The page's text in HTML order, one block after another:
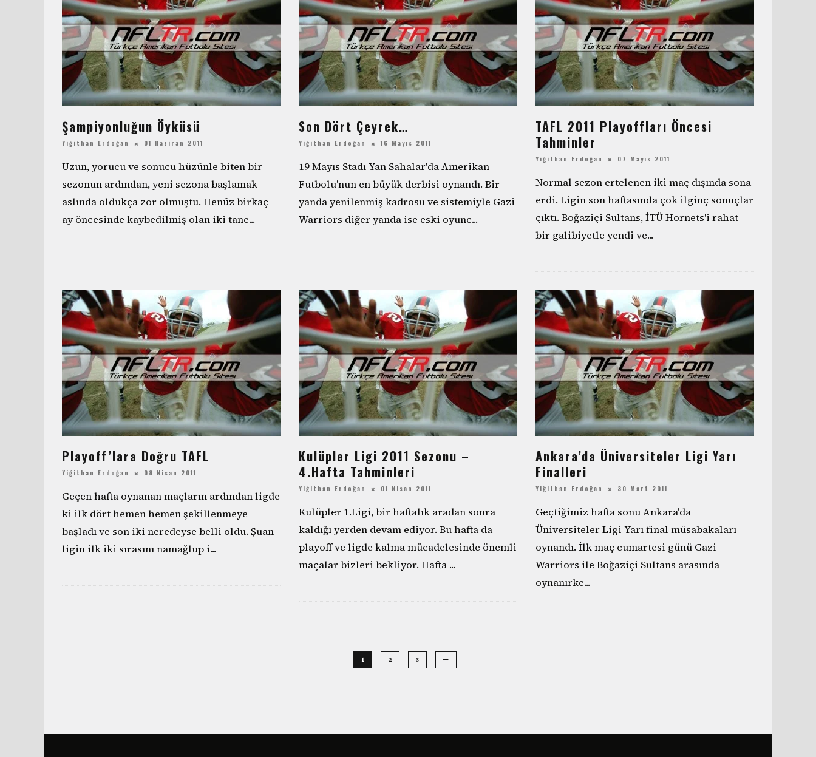
Şampiyonluğun Öyküsü
Yiğithan Erdoğan 01 Haziran 2011
Uzun, yorucu ve sonucu hüzünle biten bir
sezonun ardından, yeni sezona başlamak
aslında oldukça zor olmuştu. Henüz birkaç
ay öncesinde kaybedilmiş olan iki tane...
Son Dört Çeyrek…
Yiğithan Erdoğan 16 Mayıs 2011
19 Mayıs Stadı Yan Sahalar'da Amerikan
Futbolu'nun en büyük derbisi oynandı. Bir
yanda yenilenmiş kadrosu ve sistemiyle Gazi
Warriors diğer yanda ise eski oyunc...
TAFL 2011 Playoffları Öncesi
Tahminler
Yiğithan Erdoğan 07 Mayıs 2011
Normal sezon ertelenen iki maç dışında sona
erdi. Ligin son haftasında çok ilginç sonuçlar
çıktı. Boğaziçi Sultans, İTÜ Hornets'i rahat
bir galibiyetle yendi ve...
Playoff’lara Doğru TAFL
Yiğithan Erdoğan 08 Nisan 2011
Geçen hafta oynanan maçların ardından ligde
ki ilk dört hemen hemen şekillenmeye
başladı ve son iki neredeyse belli oldu. Şuan
ligin ilk iki sırasını namağlup i...
Kulüpler Ligi 2011 Sezonu –
4.Hafta Tahminleri
Yiğithan Erdoğan 01 Nisan 2011
Kulüpler 1.Ligi, bir haftalık aradan sonra
kaldığı yerden devam ediyor. Bu hafta da
playoff ve ligde kalma mücadelesinde önemli
maçalar bizleri bekliyor. Hafta ...
Ankara’da Üniversiteler Ligi Yarı
Finalleri
Yiğithan Erdoğan 30 Mart 2011
Geçtiğimiz hafta sonu Ankara'da
Üniversiteler Ligi Yarı final müsabakaları
oynandı. İlk maç cumartesi günü Gazi
Warriors ile Boğaziçi Sultans arasında
oynanırke...
1 2 3